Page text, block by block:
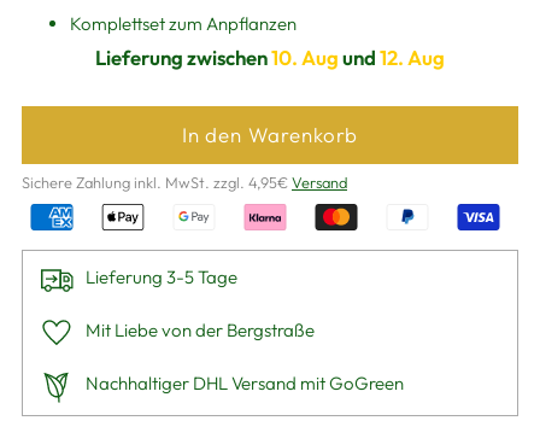
Komplettset zum Anpflanzen
Lieferung zwischen10. Augund12. Aug
In den Warenkorb
Sichere Zahlung inkl. MwSt. zzgl. 4,95€Versand
Lieferung 3-5 Tage
Mit Liebe von der Bergstraße
Nachhaltiger DHL Versand mit GoGreen